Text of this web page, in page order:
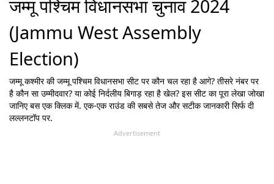
जम्मू पश्चिम विधानसभा चुनाव 2024
(Jammu West Assembly
Election)
जम्मू कश्मीरकी जम्मू पश्चिमविधानसभा सीट पर कौन चल रहा है आगे? तीसरे नंबर पर
है कौन सा उम्मीदवार? या कोई निर्दलीय बिगाड़ रहा है खेल? इस सीट का पूरा लेखा जोखा
जानिए बस एक क्लिक में. एक-एक राउंड की सबसे तेज और सटीक जानकारी सिर्फ दी
लल्लनटॉप पर.
Advertisement